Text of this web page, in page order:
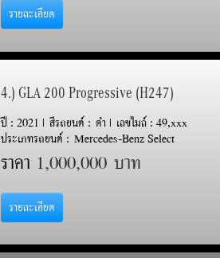
รายละเอียด
4.) GLA 200 Progressive (H247)
ปี : 2021 | สีรถยนต์ : ดำ | เลขไมล์ : 49,xxx
ประเภทรถยนต์ : Mercedes-Benz Select
ราคา 1,000,000 บาท
รายละเอียด